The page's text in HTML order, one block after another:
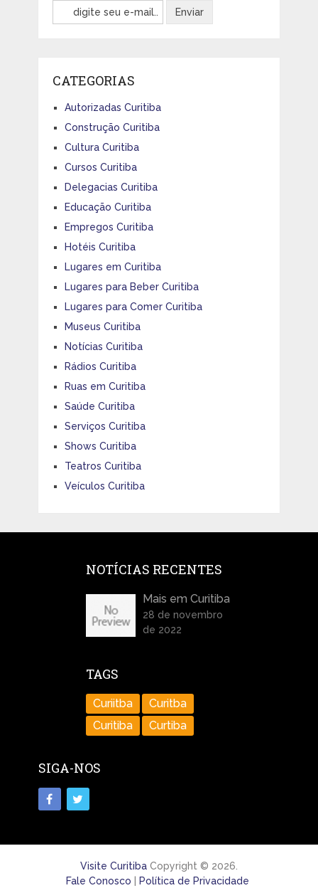
CATEGORIAS
Autorizadas Curitiba
Construção Curitiba
Cultura Curitiba
Cursos Curitiba
Delegacias Curitiba
Educação Curitiba
Empregos Curitiba
Hotéis Curitiba
Lugares em Curitiba
Lugares para Beber Curitiba
Lugares para Comer Curitiba
Museus Curitiba
Notícias Curitiba
Rádios Curitiba
Ruas em Curitiba
Saúde Curitiba
Serviços Curitiba
Shows Curitiba
Teatros Curitiba
Veículos Curitiba
NOTÍCIAS RECENTES
Mais em Curitiba
28 de novembro
de 2022
TAGS
Curiitba
Curitba
Curitiba
Curtiba
SIGA-NOS
Visite CuritibaCopyright © 2026.
Fale Conosco
Política de Privacidade